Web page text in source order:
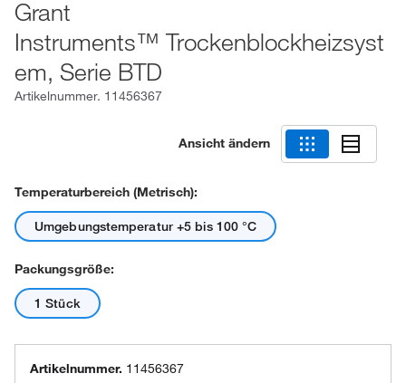
Grant
Instruments™ Trockenblockheizsyst
em, Serie BTD
Artikelnummer. 11456367
Ansicht ändern
Temperaturbereich (metrisch):
Umgebungstemperatur +5 bis 100 °C
Packungsgröße:
1 Stück
Artikelnummer. 11456367